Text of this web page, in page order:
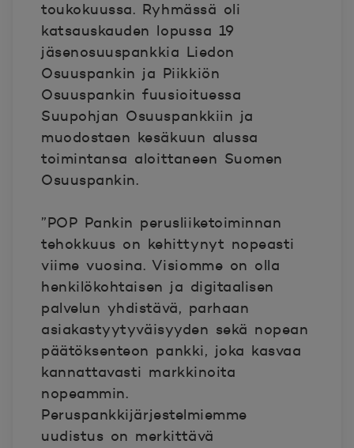
toukokuussa. Ryhmässä oli
katsauskauden lopussa 19
jäsenosuuspankkia Liedon
Osuuspankin ja Piikkiön
Osuuspankin fuusioituessa
Suupohjan Osuuspankkiin ja
muodostaen kesäkuun alussa
toimintansa aloittaneen Suomen
Osuuspankin.
”POP Pankin perusliiketoiminnan
tehokkuus on kehittynyt nopeasti
viime vuosina. Visiomme on olla
henkilökohtaisen ja digitaalisen
palvelun yhdistävä, parhaan
asiakastyytyväisyyden sekä nopean
päätöksenteon pankki, joka kasvaa
kannattavasti markkinoita
nopeammin.
Peruspankkijärjestelmiemme
uudistus on merkittävä